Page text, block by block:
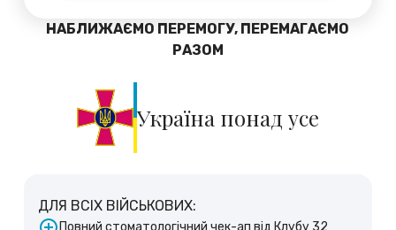
НАБЛИЖАЄМО ПЕРЕМОГУ, ПЕРЕМАГАЄМО
РАЗОМ
Україна понад усе
ДЛЯ ВСІХ ВІЙСЬКОВИХ:
Повний стоматологічний чек-ап від Клубу 32